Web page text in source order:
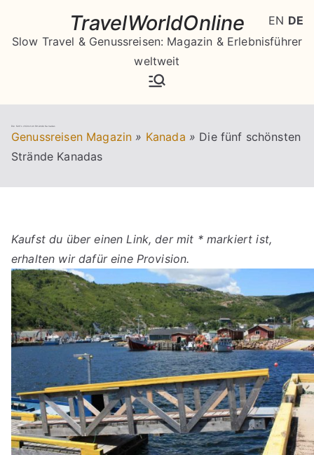
springen
TravelWorldOnline
Slow Travel & Genussreisen: Magazin & Erlebnisführer
weltweit
Die fünf schönsten Strände Kanadas
Genussreisen Magazin » Kanada » Die fünf schönsten
Strände Kanadas
Kaufst du über einen Link, der mit * markiert ist,
erhalten wir dafür eine Provision.
EN DE